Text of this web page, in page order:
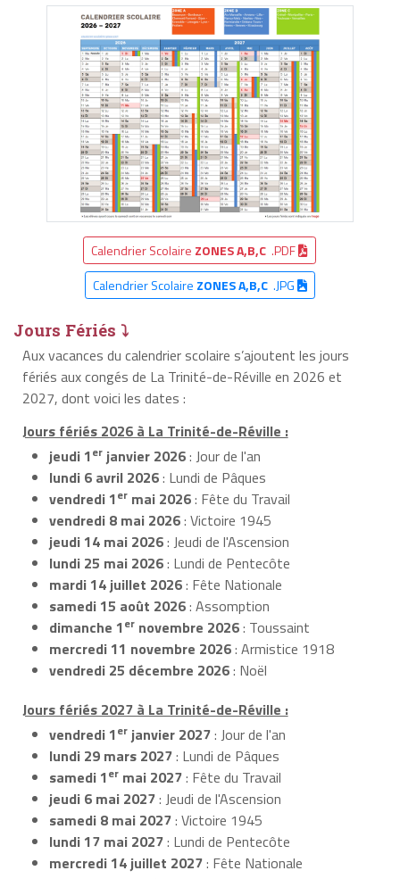
Calendrier Scolaire ZONES A,B,C .PDF
Calendrier Scolaire ZONES A,B,C.JPG
Jours Fériés ⤵
Aux vacances du calendrier scolaire s’ajoutent les jours
fériés aux congés de La Trinité-de-Réville en 2026 et
2027, dont voici les dates :
Jours fériés 2026 à La Trinité-de-Réville :
jeudi 1er janvier 2026: Jour de l'an
lundi 6 avril 2026: Lundi de Pâques
vendredi 1er mai 2026: Fête du Travail
vendredi 8 mai 2026: Victoire 1945
jeudi 14 mai 2026: Jeudi de l'Ascension
lundi 25 mai 2026: Lundi de Pentecôte
mardi 14 juillet 2026: Fête Nationale
samedi 15 août 2026: Assomption
dimanche 1er novembre 2026: Toussaint
mercredi 11 novembre 2026: Armistice 1918
vendredi 25 décembre 2026: Noël
Jours fériés 2027 à La Trinité-de-Réville :
vendredi 1er janvier 2027: Jour de l'an
lundi 29 mars 2027: Lundi de Pâques
samedi 1er mai 2027: Fête du Travail
jeudi 6 mai 2027: Jeudi de l'Ascension
samedi 8 mai 2027: Victoire 1945
lundi 17 mai 2027: Lundi de Pentecôte
mercredi 14 juillet 2027: Fête Nationale